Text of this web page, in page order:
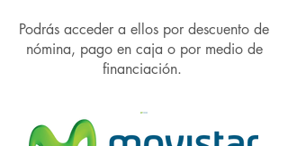
Podrás acceder a ellos por descuento de
nómina, pago en caja o por medio de
financiación.